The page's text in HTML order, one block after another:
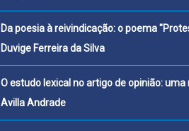
Da poesia à
Duvige Ferreira da Silva
O estudo lexical no artigo
Avilla Andrade